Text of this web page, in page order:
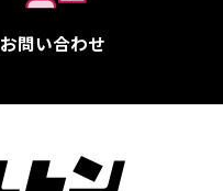
お問い合わせ